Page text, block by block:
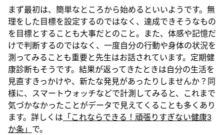
まず最初は、簡単なところから始めるといいようです。無
理をした目標を設定するのではなく、達成できそうなもの
を目標とすることも大事だとのこと。また、体感や記憶だ
けで判断するのではなく、一度自分の行動や身体の状況を
測ってみることも重要と先生はお話されています。定期健
康診断もそうです。結果が返ってきたときは自分の生活を
見直すきっかけや、新たな発見があったりしませんか？同
様に、スマートウォッチなどで計測してみると、これまで
気づかなかったことがデータで見えてくることも多くあり
ます。詳しくは 「これならできる！頑張りすぎない健康3
か条」 で。